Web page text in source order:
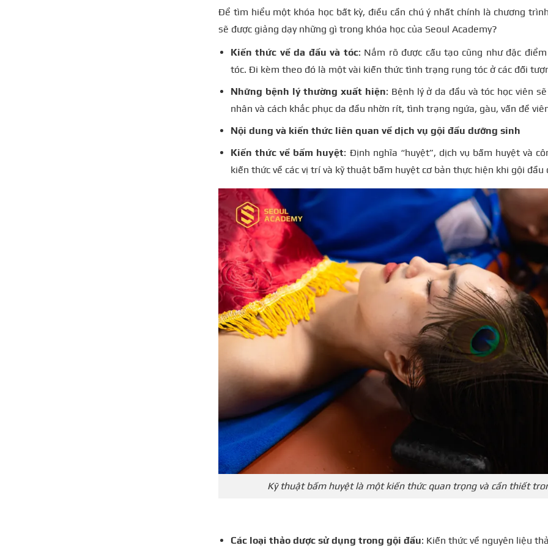
Để tìm hiểu một khóa học bất kỳ, điều cần chú ý nhất chính là chương
sẽ được giảng dạy những gì trong khóa học của Seoul Academy?
Kiến thức về da đầu và tóc: Nắm rõ được cấu tạo cũng như đặc
tóc. Đi kèm theo đó là một vài kiến thức tình trạng rụng tóc ở các đối
Những bệnh lý thường xuất hiện: Bệnh lý ở da đầu và tóc học viên
nhân và cách khắc phục da đầu nhờn rít, tình trạng ngứa, gàu, vấn đề
Nội dung và kiến thức liên quan về dịch vụ gội đầu dưỡng sinh
Kiến thức về bấm huyệt: Định nghĩa “huyệt”, dịch vụ bấm huyệt và
kiến thức về các vị trí và kỹ thuật bấm huyệt cơ bản thực hiện khi gội đầu
Kỹ thuật bấm huyệt là một kiến thức quan trọng và cần thiết
Các loại thảo dược sử dụng trong gội đầu: Kiến thức về nguyên liệu